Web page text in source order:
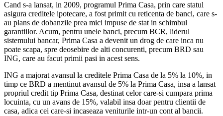
Cand s-a lansat, in 2009, programul Prima Casa, prin care statul
asigura creditele ipotecare, a fost primit cu reticenta de banci, care s-
au plans de dobanzile prea mici impuse de stat in schimbul
garantiilor. Acum, pentru unele banci, precum BCR, liderul
sistemului bancar, Prima Casa a devenit un drog de care inca nu
poate scapa, spre deosebire de alti concurenti, precum BRD sau
ING, care au facut primii pasi in acest sens.
ING a majorat avansul la creditele Prima Casa de la 5% la 10%, in
timp ce BRD a mentinut avansul de 5% la Prima Casa, insa a lansat
propriul credit tip Prima Casa, destinat celor care-si cumpara prima
locuinta, cu un avans de 15%, valabil insa doar pentru clientii de
casa, adica cei care-si incaseaza veniturile intr-un cont al bancii.